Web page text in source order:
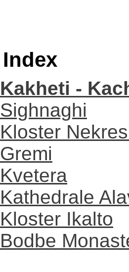
Index
Kakheti -
Sighnaghi
Kloster
Gremi
Kvetera
Kathedrale
Kloster Ikalto
Bodbe